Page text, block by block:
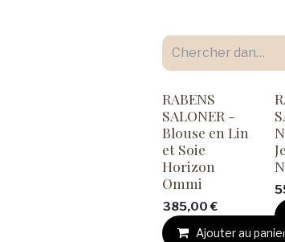
RABENS
SALONER -
Blouse en Lin
et Soie
Horizon
Ommi
385,00 €
Ajouter au panier